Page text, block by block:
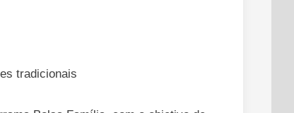
tradicionais